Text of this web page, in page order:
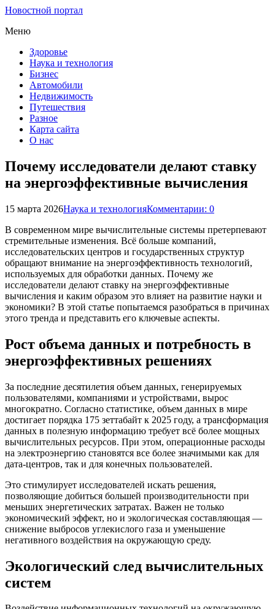
Новостной портал
Меню
Здоровье
Наука и технология
Бизнес
Автомобили
Недвижимость
Путешествия
Разное
Карта сайта
О нас
Почему исследователи делают ставку
на энергоэффективные вычисления
15 марта 2026Наука и технологияКомментарии: 0
В современном мире вычислительные системы претерпевают
стремительные изменения. Всё больше компаний,
исследовательских центров и государственных структур
обращают внимание на энергоэффективность технологий,
используемых для обработки данных. Почему же
исследователи делают ставку на энергоэффективные
вычисления и каким образом это влияет на развитие науки и
экономики? В этой статье попытаемся разобраться в причинах
этого тренда и представить его ключевые аспекты.
Рост объема данных и потребность в
энергоэффективных решениях
За последние десятилетия объем данных, генерируемых
пользователями, компаниями и устройствами, вырос
многократно. Согласно статистике, объем данных в мире
достигает порядка 175 зеттабайт к 2025 году, а трансформация
данных в полезную информацию требует всё более мощных
вычислительных ресурсов. При этом, операционные расходы
на электроэнергию становятся все более значимыми как для
дата-центров, так и для конечных пользователей.
Это стимулирует исследователей искать решения,
позволяющие добиться большей производительности при
меньших энергетических затратах. Важен не только
экономический эффект, но и экологическая составляющая —
снижение выбросов углекислого газа и уменьшение
негативного воздействия на окружающую среду.
Экологический след вычислительных
систем